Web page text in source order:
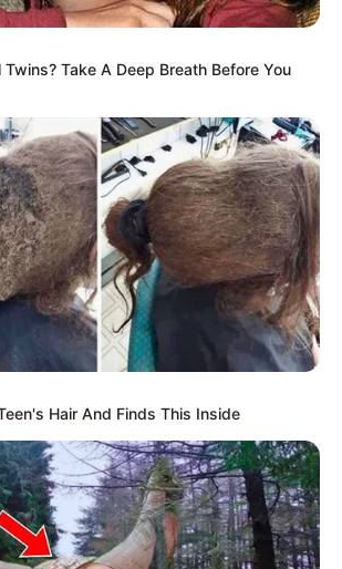
You(2021)
Twins? Take A Deep Breath Before You
Hair And Finds This Inside